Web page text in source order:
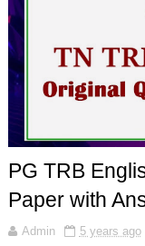
PG TRB
Paper with
Admin
5 years ago